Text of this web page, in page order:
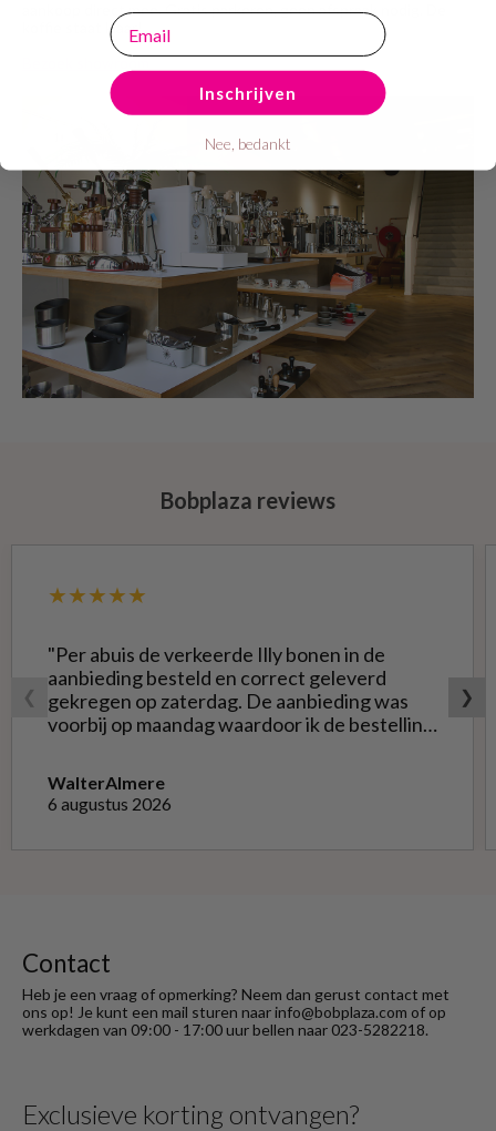
aankoop direct mee. Gratis parkeren, geen afspraak nodig. De
koffie staat klaar!
Bezoek showroom
Bobplaza reviews
❮
★★★★★
"Per abuis de verkeerde Illy bonen in de
aanbieding besteld en correct geleverd
gekregen op zaterdag. De aanbieding was
voorbij op maandag waardoor ik de bestelling
worden voor de goede; dat kon misschien in
Haarlem bij de winkel. Op meerdere mails
WalterAlmere
6 augustus 2026
❯
Contact
Heb je een vraag of opmerking? Neem dan gerust contact met
ons op! Je kunt een mail sturen naar info@bobplaza.com of op
werkdagen van 09:00 - 17:00 uur bellen naar 023-5282218.
Exclusieve korting ontvangen?
email
Inschrijven
Nee, bedankt